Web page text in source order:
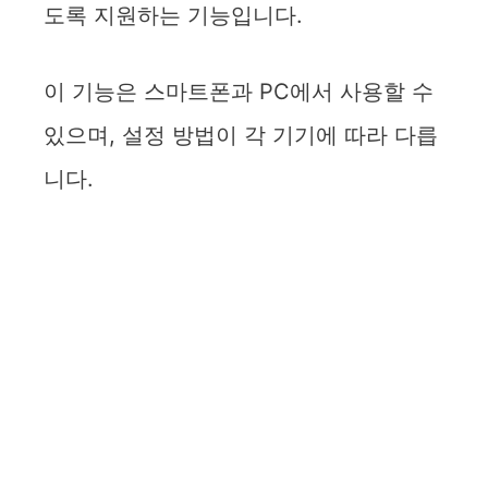
도록 지원하는 기능입니다.
이 기능은 스마트폰과 PC에서 사용할 수
있으며, 설정 방법이 각 기기에 따라 다릅
니다.